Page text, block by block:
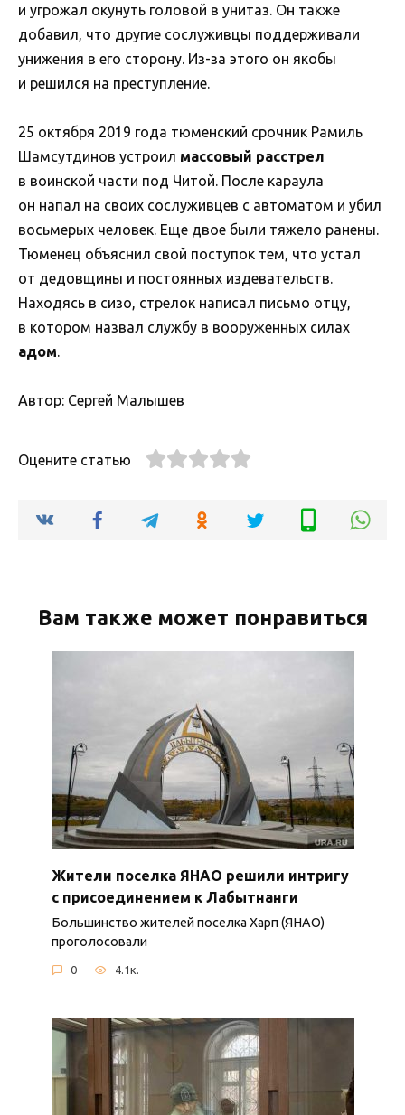
и угрожал окунуть головой в унитаз. Он также
добавил, что другие сослуживцы поддерживали
унижения в его сторону. Из-за этого он якобы
и решился на преступление.
25 октября 2019 года тюменский срочник Рамиль
Шамсутдинов устроил массовый расстрел
в воинской части под Читой. После караула
он напал на своих сослуживцев с автоматом и убил
восьмерых человек. Еще двое были тяжело ранены.
Тюменец объяснил свой поступок тем, что устал
от дедовщины и постоянных издевательств.
Находясь в сизо, стрелок написал письмо отцу,
в котором назвал службу в вооруженных силах
адом.
Автор: Сергей Малышев
Оцените статью
Вам также может понравиться
Жители поселка ЯНАО решили интригу
с присоединением к Лабытнанги
Большинство жителей поселка Харп (ЯНАО)
проголосовали
0 4.1к.